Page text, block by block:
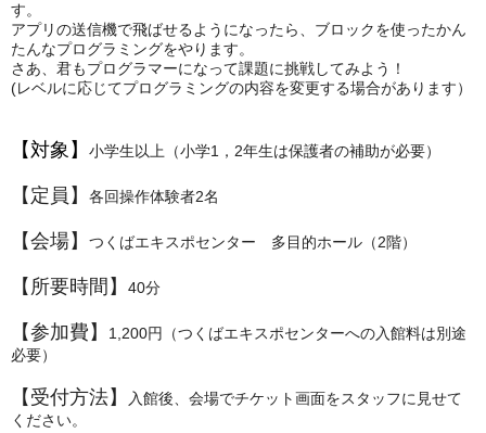
す。
アプリの送信機で飛ばせるようになったら、ブロックを使ったかん
たんなプログラミングをやります。
さあ、君もプログラマーになって課題に挑戦してみよう！
(レベルに応じてプログラミングの内容を変更する場合があります）
【対象】 小学生以上（小学1，2年生は保護者の補助が必要）
【定員】 各回操作体験者2名
【会場】 つくばエキスポセンター 多目的ホール（2階）
【所要時間】 40分
【参加費】
1,200円（つくばエキスポセンターへの入館料は別途
必要）
【受付方法】 入館後、 会場でチケット画面をスタッフに見せて
ください。